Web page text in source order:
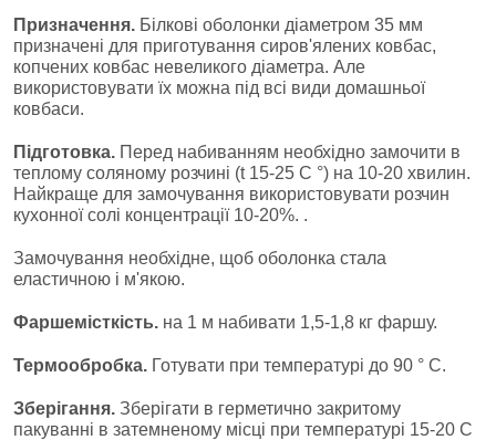
Призначення. Білкові оболонки діаметром 35 мм
призначені для приготування сиров'ялених ковбас,
копчених ковбас невеликого діаметра. Але
використовувати їх можна під всі види домашньої
ковбаси.
Підготовка. Перед набиванням необхідно замочити в
теплому соляному розчині (t 15-25 C °) на 10-20 хвилин.
Найкраще для замочування використовувати розчин
кухонної солі концентрації 10-20%. .
Замочування необхідне, щоб оболонка стала
еластичною і м'якою.
Фаршемісткість. на 1 м набивати 1,5-1,8 кг фаршу.
Термообробка. Готувати при температурі до 90 ° С.
Зберігання. Зберігати в герметично закритому
пакуванні в затемненому місці при температурі 15-20 C